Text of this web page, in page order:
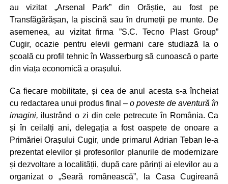
au vizitat „Arsenal Park” din Orăștie, au fost pe
Transfăgărășan, la piscină sau în drumeții pe munte. De
asemenea, au vizitat firma ”S.C. Tecno Plast Group”
Cugir, ocazie pentru elevii germani care studiază la o
școală cu profil tehnic în Wasserburg să cunoască o parte
din viața economică a orașului.
Ca fiecare mobilitate, și cea de anul acesta s-a încheiat
cu redactarea unui produs final –o poveste de aventură în
imagini, ilustrând o zi din cele petrecute în România. Ca
și în ceilalți ani, delegația a fost oaspete de onoare a
Primăriei Orașului Cugir, unde primarul Adrian Teban le-a
prezentat elevilor și profesorilor planurile de modernizare
și dezvoltare a localității, după care părinți ai elevilor au a
organizat o „Seară românească”, la Casa Cugireană